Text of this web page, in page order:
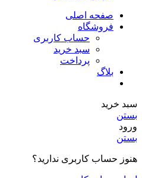
صفحه اصلی
فروشگاه
حساب کاربری
سبد خرید
پرداخت
بلاگ
سبد خرید
بستن
ورود
بستن
هنوز حساب کاربری ندارید؟